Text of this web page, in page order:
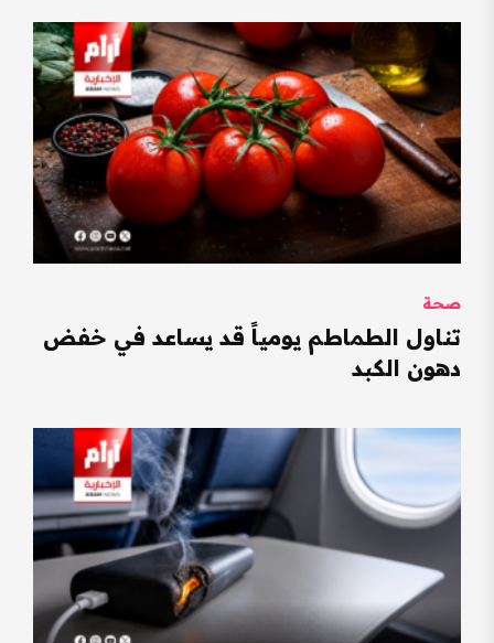
صحة
تناول الطماطم يومياً قد يساعد في خفض
دهون الكبد